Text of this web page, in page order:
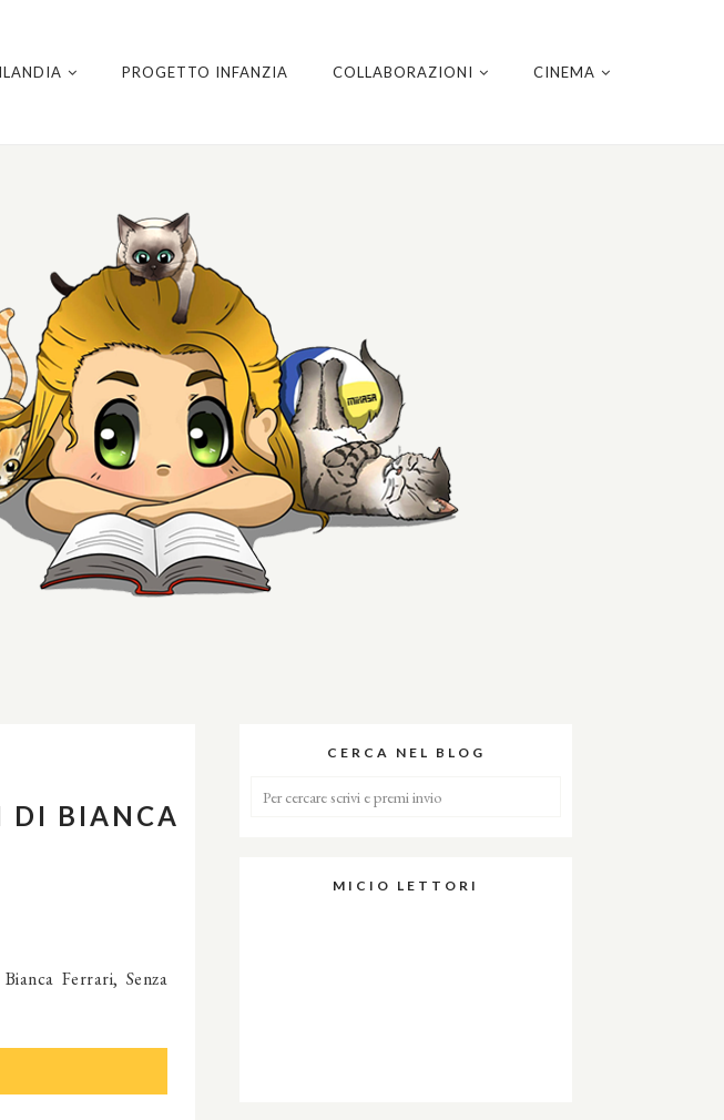
PROGETTO INFANZIA COLLABORAZIONI CINEMA
DI BIANCA
Ferrari, Senza
CERCA NEL BLOG
MICIO LETTORI